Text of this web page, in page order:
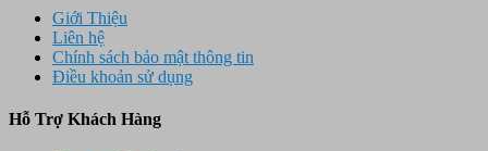
Giới Thiệu
Liên hệ
Chính sách bảo mật thông tin
Điều khoản sử dụng
Hỗ Trợ Khách Hàng